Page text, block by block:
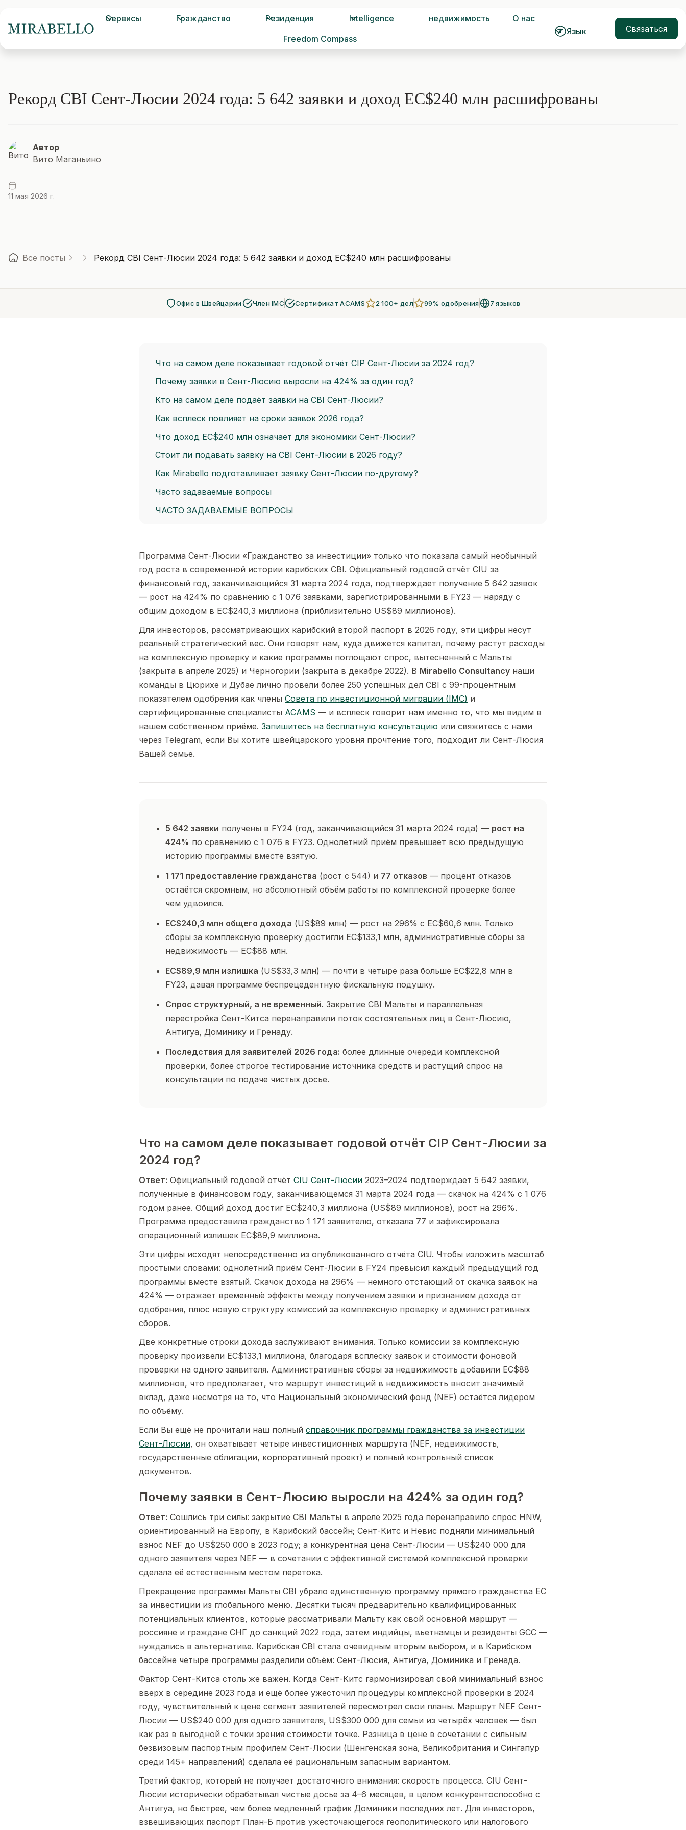
Сервисы Гражданство Резиденция Intelligence недвижимость
О нас
Freedom Compass
Язык Связаться
Рекорд CBI Сент-Люсии 2024 года: 5 642 заявки и доход EC$240 млн расшифрованы
Автор
Вито Маганьино
11 мая 2026 г.
Все посты Рекорд CBI Сент-Люсии 2024 года: 5 642 заявки и доход EC$240 млн расшифрованы
Офис в Швейцарии Член IMC Сертификат ACAMS 2 100+ дел 99% одобрения 7 языков
Что на самом деле показывает годовой отчёт CIP Сент-Люсии за 2024 год?
Почему заявки в Сент-Люсию выросли на 424% за один год?
Кто на самом деле подаёт заявки на CBI Сент-Люсии?
Как всплеск повлияет на сроки заявок 2026 года?
Что доход EC$240 млн означает для экономики Сент-Люсии?
Стоит ли подавать заявку на CBI Сент-Люсии в 2026 году?
Как Mirabello подготавливает заявку Сент-Люсии по-другому?
Часто задаваемые вопросы
ЧАСТО ЗАДАВАЕМЫЕ ВОПРОСЫ
Программа Сент-Люсии «Гражданство за инвестиции» только что показала самый необычный
год роста в современной истории карибских CBI. Официальный годовой отчёт CIU за
финансовый год, заканчивающийся 31 марта 2024 года, подтверждает получение 5 642 заявок
— рост на 424% по сравнению с 1 076 заявками, зарегистрированными в FY23 — наряду с
общим доходом в EC$240,3 миллиона (приблизительно US$89 миллионов).
Для инвесторов, рассматривающих карибский второй паспорт в 2026 году, эти цифры несут
реальный стратегический вес. Они говорят нам, куда движется капитал, почему растут расходы
на комплексную проверку и какие программы поглощают спрос, вытесненный с Мальты
(закрыта в апреле 2025) и Черногории (закрыта в декабре 2022). В Mirabello Consultancy наши
команды в Цюрихе и Дубае лично провели более 250 успешных дел CBI с 99-процентным
показателем одобрения как члены Совета по инвестиционной миграции (IMC) и
сертифицированные специалисты ACAMS — и всплеск говорит нам именно то, что мы видим в
нашем собственном приёме. Запишитесь на бесплатную консультацию или свяжитесь с нами
через Telegram, если Вы хотите швейцарского уровня прочтение того, подходит ли Сент-Люсия
Вашей семье.
5 642 заявки получены в FY24 (год, заканчивающийся 31 марта 2024 года) — рост на
424% по сравнению с 1 076 в FY23. Однолетний приём превышает всю предыдущую
историю программы вместе взятую.
1 171 предоставление гражданства (рост с 544) и 77 отказов — процент отказов
остаётся скромным, но абсолютный объём работы по комплексной проверке более
чем удвоился.
EC$240,3 млн общего дохода (US$89 млн) — рост на 296% с EC$60,6 млн. Только
сборы за комплексную проверку достигли EC$133,1 млн, административные сборы за
недвижимость — EC$88 млн.
EC$89,9 млн излишка (US$33,3 млн) — почти в четыре раза больше EC$22,8 млн в
FY23, давая программе беспрецедентную фискальную подушку.
Спрос структурный, а не временный. Закрытие CBI Мальты и параллельная
перестройка Сент-Китса перенаправили поток состоятельных лиц в Сент-Люсию,
Антигуа, Доминику и Гренаду.
Последствия для заявителей 2026 года: более длинные очереди комплексной
проверки, более строгое тестирование источника средств и растущий спрос на
консультации по подаче чистых досье.
Что на самом деле показывает годовой отчёт CIP Сент-Люсии за
2024 год?
Ответ: Официальный годовой отчёт CIU Сент-Люсии 2023–2024 подтверждает 5 642 заявки,
полученные в финансовом году, заканчивающемся 31 марта 2024 года — скачок на 424% с 1 076
годом ранее. Общий доход достиг EC$240,3 миллиона (US$89 миллионов), рост на 296%.
Программа предоставила гражданство 1 171 заявителю, отказала 77 и зафиксировала
операционный излишек EC$89,9 миллиона.
Эти цифры исходят непосредственно из опубликованного отчёта CIU. Чтобы изложить масштаб
простыми словами: однолетний приём Сент-Люсии в FY24 превысил каждый предыдущий год
программы вместе взятый. Скачок дохода на 296% — немного отстающий от скачка заявок на
424% — отражает временны́е эффекты между получением заявки и признанием дохода от
одобрения, плюс новую структуру комиссий за комплексную проверку и административных
сборов.
Две конкретные строки дохода заслуживают внимания. Только комиссии за комплексную
проверку произвели EC$133,1 миллиона, благодаря всплеску заявок и стоимости фоновой
проверки на одного заявителя. Административные сборы за недвижимость добавили EC$88
миллионов, что предполагает, что маршрут инвестиций в недвижимость вносит значимый
вклад, даже несмотря на то, что Национальный экономический фонд (NEF) остаётся лидером
по объёму.
Если Вы ещё не прочитали наш полный справочник программы гражданства за инвестиции
Сент-Люсии, он охватывает четыре инвестиционных маршрута (NEF, недвижимость,
государственные облигации, корпоративный проект) и полный контрольный список
документов.
Почему заявки в Сент-Люсию выросли на 424% за один год?
Ответ: Сошлись три силы: закрытие CBI Мальты в апреле 2025 года перенаправило спрос HNW,
ориентированный на Европу, в Карибский бассейн; Сент-Китс и Невис подняли минимальный
взнос NEF до US$250 000 в 2023 году; а конкурентная цена Сент-Люсии — US$240 000 для
одного заявителя через NEF — в сочетании с эффективной системой комплексной проверки
сделала её естественным местом перетока.
Прекращение программы Мальты CBI убрало единственную программу прямого гражданства ЕС
за инвестиции из глобального меню. Десятки тысяч предварительно квалифицированных
потенциальных клиентов, которые рассматривали Мальту как свой основной маршрут —
россияне и граждане СНГ до санкций 2022 года, затем индийцы, вьетнамцы и резиденты GCC —
нуждались в альтернативе. Карибская CBI стала очевидным вторым выбором, и в Карибском
бассейне четыре программы разделили объём: Сент-Люсия, Антигуа, Доминика и Гренада.
Фактор Сент-Китса столь же важен. Когда Сент-Китс гармонизировал свой минимальный взнос
вверх в середине 2023 года и ещё более ужесточил процедуры комплексной проверки в 2024
году, чувствительный к цене сегмент заявителей пересмотрел свои планы. Маршрут NEF Сент-
Люсии — US$240 000 для одного заявителя, US$300 000 для семьи из четырёх человек — был
как раз в выгодной с точки зрения стоимости точке. Разница в цене в сочетании с сильным
безвизовым паспортным профилем Сент-Люсии (Шенгенская зона, Великобритания и Сингапур
среди 145+ направлений) сделала её рациональным запасным вариантом.
Третий фактор, который не получает достаточного внимания: скорость процесса. CIU Сент-
Люсии исторически обрабатывал чистые досье за 4–6 месяцев, в целом конкурентоспособно с
Антигуа, но быстрее, чем более медленный график Доминики последних лет. Для инвесторов,
взвешивающих паспорт План-Б против ужесточающегося геополитического или налогового